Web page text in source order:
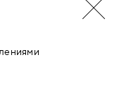
В КУРСЕ НОВОСТЕЙ